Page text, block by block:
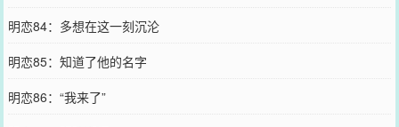
明恋84：多想在这一刻沉沦
明恋85：知道了他的名字
明恋86：“我来了”